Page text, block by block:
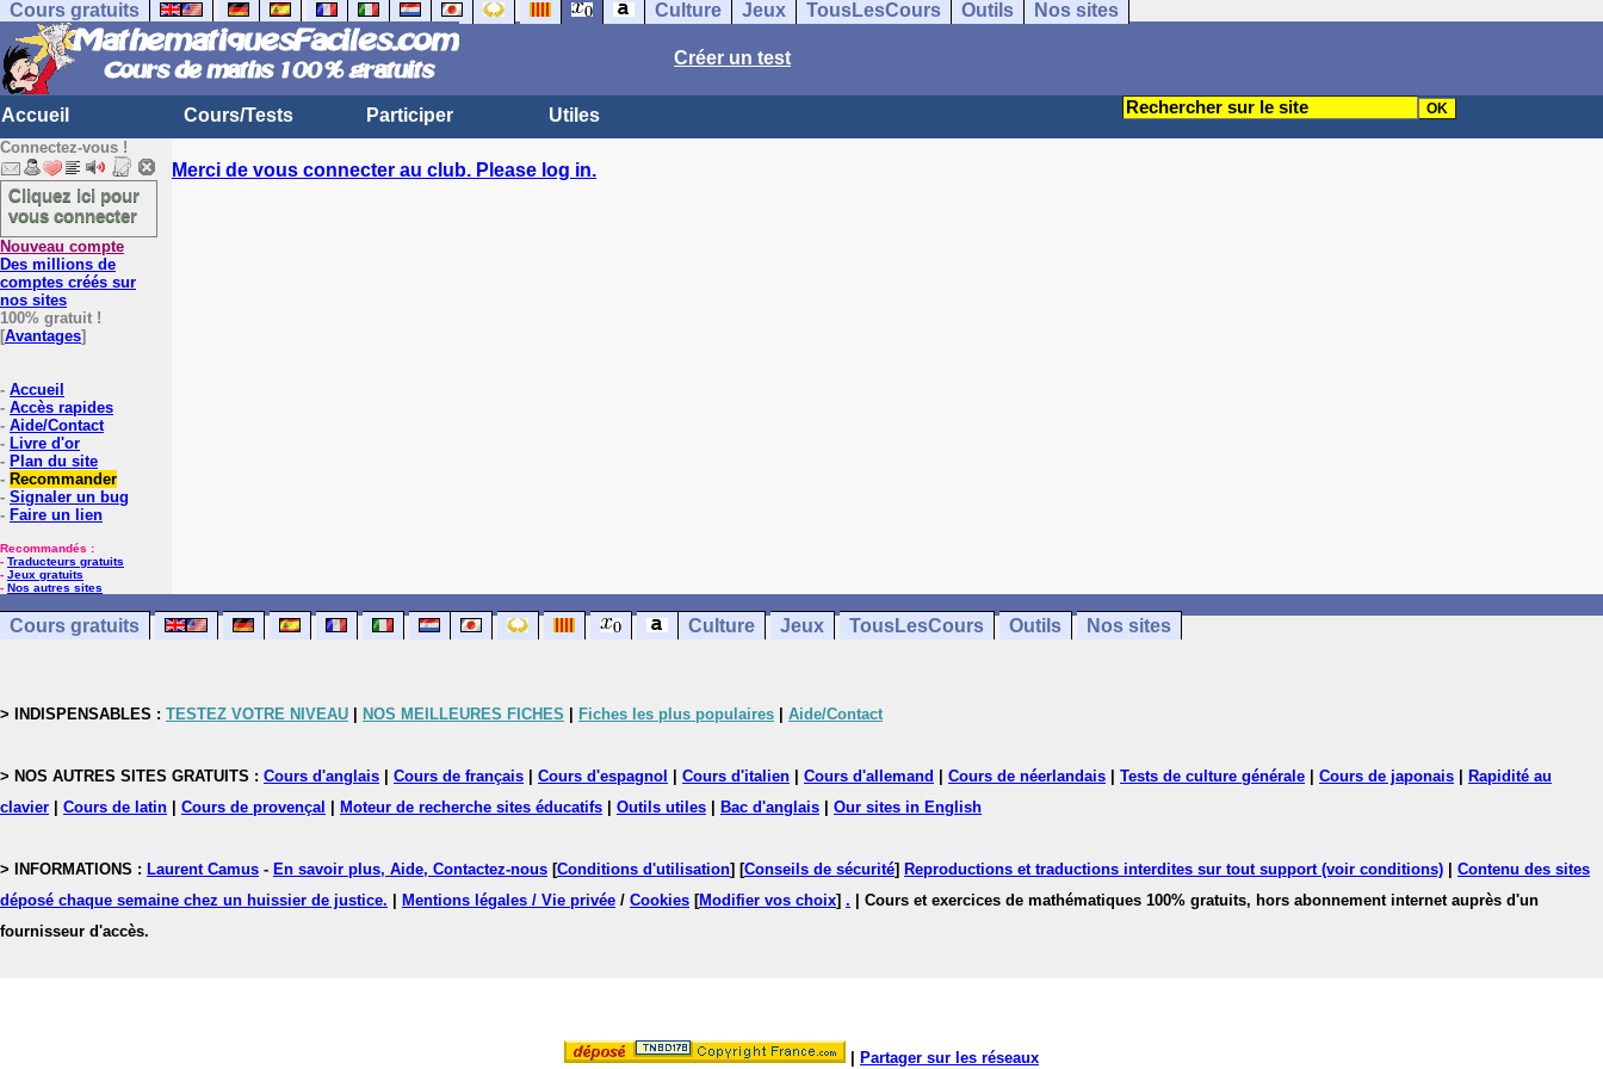
Cours gratuits Culture Jeux TousLesCours Outils Nos sites
Créer un test
Accueil Cours/Tests Participer Utiles
Connectez-vous !
Cliquez ici pour
vous connecter
Nouveau compte
Des millions de
comptes créés sur
nos sites
100% gratuit !
[Avantages]
- Accueil
- Accès rapides
- Aide/Contact
- Livre d'or
- Plan du site
- Recommander
- Signaler un bug
- Faire un lien
Recommandés :
- Traducteurs gratuits
- Jeux gratuits
- Nos autres sites
Merci de vous connecter au club. Please log in.
Cours gratuits Culture Jeux TousLesCours Outils Nos sites
> INDISPENSABLES : TESTEZ VOTRE NIVEAU NOS MEILLEURES FICHES Fiches les plus populaires Aide/Contact
> NOS AUTRES SITES GRATUITS : Cours d'anglais Cours de français Cours d'espagnol Cours d'italien Cours d'allemand Cours de néerlandais Tests de culture générale Cours de japonais
Rapidité au
clavier
Cours de latin Cours de provençal Moteur de recherche sites éducatifs Outils utiles Bac d'anglais Our sites in English
> INFORMATIONS : Laurent Camus - En savoir plus, Aide, Contactez-nous [Conditions d'utilisation] [Conseils de sécurité] Reproductions et traductions interdites sur tout support (voir conditions)
Contenu des sites
déposé chaque semaine chez un huissier de justice.
Mentions légales / Vie privée / Cookies [Modifier vos choix] .
| Cours et exercices de mathématiques 100% gratuits, hors abonnement internet auprès d'un
fournisseur d'accès.
Partager sur les réseaux